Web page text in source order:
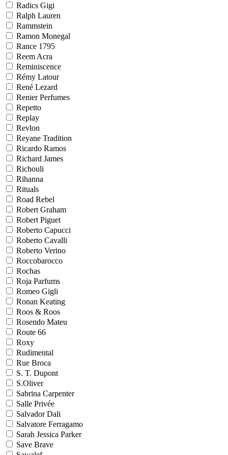
Radics Gigi
Ralph Lauren
Rammstein
Ramon Monegal
Rance 1795
Reem Acra
Reminiscence
Rémy Latour
René Lezard
Renier Perfumes
Repetto
Replay
Revlon
Reyane Tradition
Ricardo Ramos
Richard James
Richouli
Rihanna
Rituals
Road Rebel
Robert Graham
Robert Piguet
Roberto Capucci
Roberto Cavalli
Roberto Verino
Roccobarocco
Rochas
Roja Parfums
Romeo Gigli
Ronan Keating
Roos & Roos
Rosendo Mateu
Route 66
Roxy
Rudimental
Rue Broca
S. T. Dupont
S.Oliver
Sabrina Carpenter
Salle Privée
Salvador Dali
Salvatore Ferragamo
Sarah Jessica Parker
Save Brave